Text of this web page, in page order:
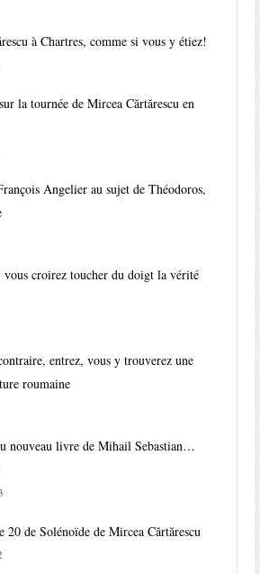
à Chartres, comme si vous y étiez!
la tournée de Mircea Cărtărescu en
Angelier au sujet de Théodoros,
vous croirez toucher du doigt la vérité
entrez, vous y trouverez une
roumaine
nouveau livre de Mihail Sebastian…
20 de Solénoïde de Mircea Cărtărescu